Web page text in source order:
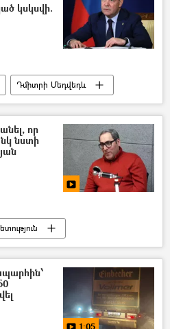
կսկսվի.
Դմիտրի Մեդվեդև
որ
նստի